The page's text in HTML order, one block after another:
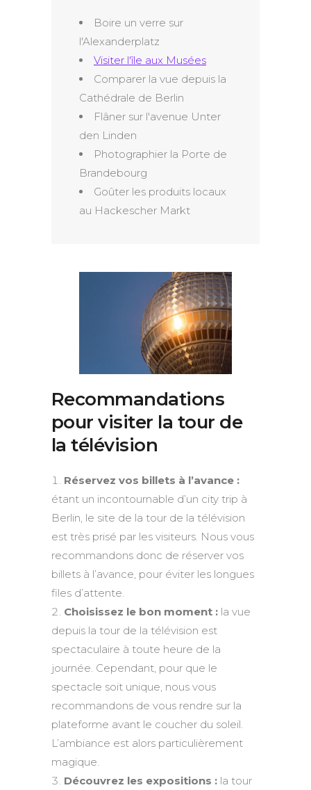
Boire un verre sur
l'Alexanderplatz
Visiter l'île aux Musées
Comparer la vue depuis la
Cathédrale de Berlin
Flâner sur l'avenue Unter
den Linden
Photographier la Porte de
Brandebourg
Goûter les produits locaux
au Hackescher Markt
Recommandations
pour visiter la tour de
la télévision
Réservez vos billets à l’avance :
étant un incontournable d’un city trip à
Berlin, le site de la tour de la télévision
est très prisé par les visiteurs. Nous vous
recommandons donc de réserver vos
billets à l’avance, pour éviter les longues
files d’attente.
Choisissez le bon moment : la vue
depuis la tour de la télévision est
spectaculaire à toute heure de la
journée. Cependant, pour que le
spectacle soit unique, nous vous
recommandons de vous rendre sur la
plateforme avant le coucher du soleil.
L’ambiance est alors particulièrement
magique.
Découvrez les expositions : la tour